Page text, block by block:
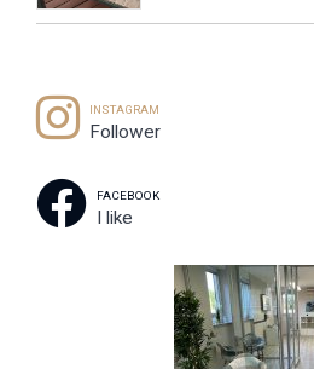
INSTAGRAM
Follower
FACEBOOK
I like